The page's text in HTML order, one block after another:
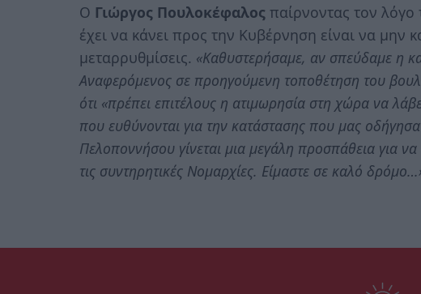
Ο Γιώργος Πουλοκέφαλος παίρνοντας τον
έχει να κάνει προς την Κυβέρνηση είναι να μην
μεταρρυθμίσεις. «Καθυστερήσαμε, αν σπεύδαμε η
Αναφερόμενος σε προηγούμενη τοποθέτηση του
ότι «πρέπει επιτέλους η ατιμωρησία στη χώρα να
που ευθύνονται για την κατάστασης που μας
Πελοποννήσου γίνεται μια μεγάλη προσπάθεια για
τις συντηρητικές Νομαρχίες. Είμαστε σε καλό